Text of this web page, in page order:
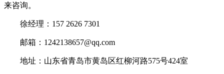
来咨询。
徐经理：157 2626 7301
邮箱：1242138657@qq.com
地址：山东省青岛市黄岛区红柳河路575号424室